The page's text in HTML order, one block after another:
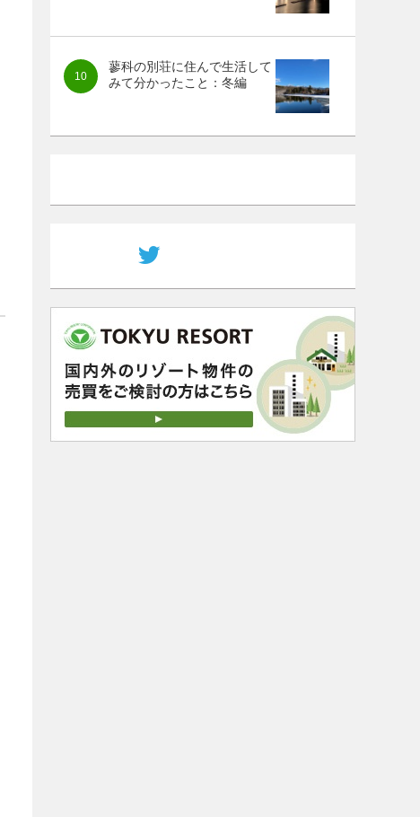
蓼科の別荘に住んで生活して
みて分かったこと：冬編